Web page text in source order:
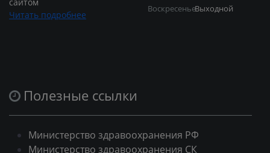
Читать подробнее
ВоскресеньеВыходной
Полезные ссылки
Министерство здравоохранения РФ
Министерство здравоохранения СК